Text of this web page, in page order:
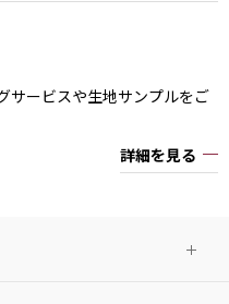
サービスや生地サンプルをご
詳細を見る